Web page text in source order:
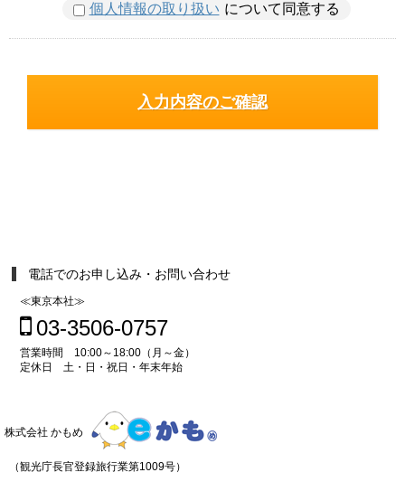
個人情報の取り扱い について同意する
電話でのお申し込み・お問い合わせ
≪東京本社≫
03-3506-0757
営業時間 10:00～18:00（月～金）
定休日 土・日・祝日・年末年始
株式会社 かもめ
（観光庁長官登録旅行業第1009号）